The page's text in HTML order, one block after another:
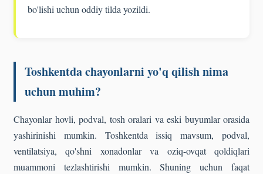
bo'lishi uchun oddiy tilda yozildi.
Toshkentda chayonlarni yo'q qilish nima
uchun muhim?
Chayonlar hovli, podval, tosh oralari va eski buyumlar orasida
yashirinishi mumkin. Toshkentda issiq mavsum, podval,
ventilatsiya, qo'shni xonadonlar va oziq-ovqat qoldiqlari
muammoni tezlashtirishi mumkin. Shuning uchun faqat